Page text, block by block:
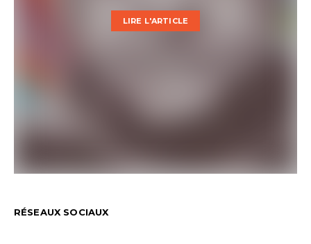
LIRE L'ARTICLE
RÉSEAUX SOCIAUX